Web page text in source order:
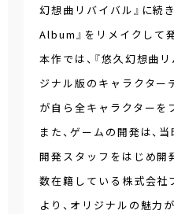
幻想曲リバイバル』に続
Album』をリメイクして
本作では、『悠久幻想曲
ジナル版のキャラクタ
が自ら全キャラクターを
また、ゲームの開発は、
開発スタッフをはじめ開
数在籍している株式会社
より、オリジナルの魅力